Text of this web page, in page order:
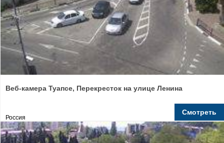
Веб-камера Туапсе, Перекресток на улице Ленина
Россия
Смотреть